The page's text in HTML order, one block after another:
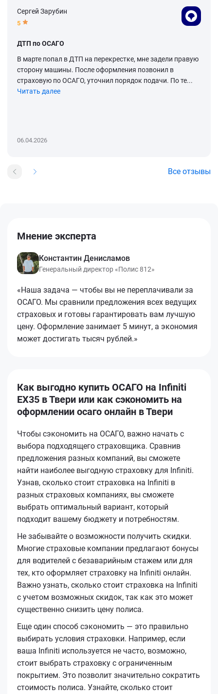
Сергей Зарубин
5
ДТП по ОСАГО
В марте попал в ДТП на перекрестке, мне задели правую
сторону машины. После оформления позвонил в
страховую по ОСАГО, уточнил порядок подачи. По те...
Читать далее
06.04.2026
Все отзывы
Мнение эксперта
Константин Денисламов
Генеральный директор «Полис 812»
«Наша задача — чтобы вы не переплачивали за
ОСАГО. Мы сравнили предложения всех ведущих
страховых и готовы гарантировать вам лучшую
цену. Оформление занимает 5 минут, а экономия
может достигать тысяч рублей.»
Как выгодно купить ОСАГО на Infiniti
EX35 в Твери или как сэкономить на
оформлении осаго онлайн в Твери
Чтобы сэкономить на ОСАГО, важно начать с
выбора подходящего страховщика. Сравнив
предложения разных компаний, вы сможете
найти наиболее выгодную страховку для Infiniti.
Узнав, сколько стоит страховка на Infiniti в
разных страховых компаниях, вы сможете
выбрать оптимальный вариант, который
подходит вашему бюджету и потребностям.
Не забывайте о возможности получить скидки.
Многие страховые компании предлагают бонусы
для водителей с безаварийным стажем или для
тех, кто оформляет страховку на Infiniti онлайн.
Важно узнать, сколько стоит страховка на Infiniti
с учетом возможных скидок, так как это может
существенно снизить цену полиса.
Еще один способ сэкономить — это правильно
выбирать условия страховки. Например, если
ваша Infiniti используется не часто, возможно,
стоит выбрать страховку с ограниченным
покрытием. Это позволит значительно сократить
стоимость полиса. Узнайте, сколько стоит